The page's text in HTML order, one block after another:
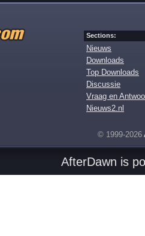
Sections:
Nieuws
Downloads
Top Downloads
Discussie
Vraag en
Nieuws2.nl
© 1999-2026
AfterDawn is